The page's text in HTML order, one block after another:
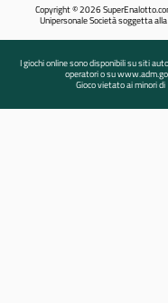
Copyright © 2026
Unipersonale Società soggetta
I giochi online sono disponibili su siti
operatori o su
Gioco vietato ai minori